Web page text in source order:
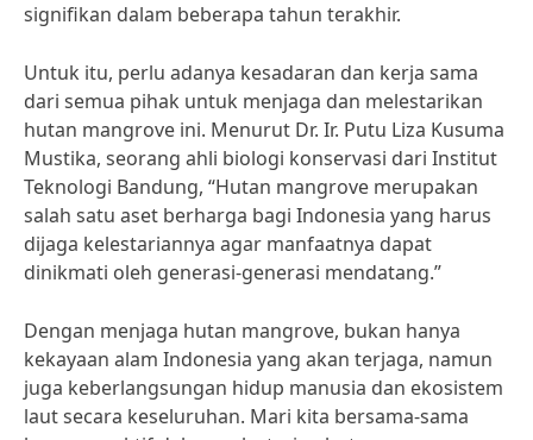
signifikan dalam beberapa tahun terakhir.
Untuk itu, perlu adanya kesadaran dan kerja sama
dari semua pihak untuk menjaga dan melestarikan
hutan mangrove ini. Menurut Dr. Ir. Putu Liza Kusuma
Mustika, seorang ahli biologi konservasi dari Institut
Teknologi Bandung, “Hutan mangrove merupakan
salah satu aset berharga bagi Indonesia yang harus
dijaga kelestariannya agar manfaatnya dapat
dinikmati oleh generasi-generasi mendatang.”
Dengan menjaga hutan mangrove, bukan hanya
kekayaan alam Indonesia yang akan terjaga, namun
juga keberlangsungan hidup manusia dan ekosistem
laut secara keseluruhan. Mari kita bersama-sama